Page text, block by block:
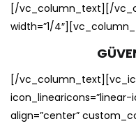
[/vc_column_text][/
width=”1/
[/
icon_linearicons=”linear-
align=”center”